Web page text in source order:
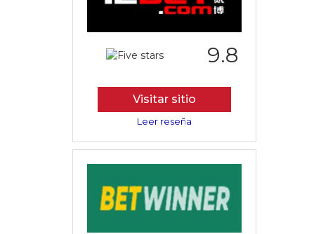
9.8
Visitar sitio
Leer reseña